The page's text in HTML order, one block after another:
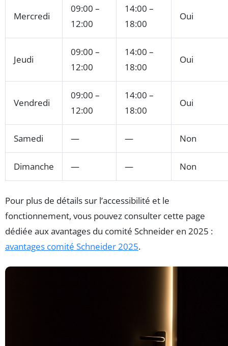
Mercredi
09:00 –
12:00
14:00 –
18:00
Oui
Jeudi
09:00 –
12:00
14:00 –
18:00
Oui
Vendredi
09:00 –
12:00
14:00 –
18:00
Oui
Samedi — — Non
Dimanche — — Non
Pour plus de détails sur l’accessibilité et le
fonctionnement, vous pouvez consulter cette page
dédiée aux avantages du comité Schneider en 2025 :
avantages comité Schneider 2025.